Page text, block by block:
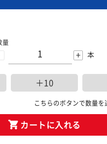
量
+ 本
＋10
こちらのボタンで数量を
カートに入れる